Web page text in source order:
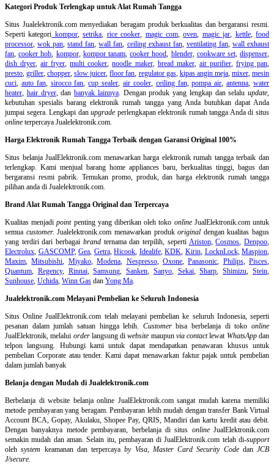
Kategori Produk Terlengkap untuk Alat Rumah Tangga
Situs Jualelektronik.com menyediakan beragam produk berkualitas dan bergaransi resmi.
Seperti kategori kompor,setrika, rice cooker, magic com,oven, magic jar, kettle,food
processor,wok pan,stand fan,wall fan, ceiling exhaust fan, ventilating fan, wall exhaust
fan,cooker hob, kompor, kompor tanam,cooker hood, blender, cookware set,dispenser,
dish dryer,air fryer,multi cooker,noodle maker, bread maker, air purifier, frying pan,
presto,griller,chopper,slow juicer,floor fan, regulator gas, kipas angin meja, mixer,mesin
cuci, auto fan, sirocco fan,cup sealer,air cooler, ceiling fan,pompa air,antenna,water
heater, hair dryer, dan banyak lainnya. Dengan produk yang lengkap dan selalu update,
kebutuhan spesialis barang elektronik rumah tangga yang Anda butuhkan dapat Anda
jumpai segera. Lengkapi danupgrade perlengkapan elektronik rumah tangga Anda di situs
online terpercaya Jualelektronik.com.
Harga Elektronik Rumah Tangga Terbaik dengan Garansi Original 100%
Situs belanjaJualElektronik.com menawarkan harga elektronik rumah tangga terbaik dan
terlengkap. Kami menjual barang home appliances baru, berkualitas tinggi, bagus dan
bergaransi resmi pabrik. Temukan promo, produk, dan harga elektronik rumah tangga
pilihan anda di Jualelektronik.com.
Brand Alat Rumah Tangga Original dan Terpercaya
Kualitas menjadipointpenting yang diberikan oleh toko onlineJualElektronik.com untuk
semua customer. Jualelektronik.com menawarkan produkoriginal dengan kualitas bagus
yang terdiri dari berbagai brandternama dan terpilih, seperti Ariston,Cosmos,Denpoo,
Electrolux, GASCOMP,Gea, Getra,Hicook, Idealife,KDK, Kirin, LocknLock,Maspion,
Maxim,Mitsubishi, Miyako,Modena, Nespresso, Oxone,Panasonic, Philips, Pisces,
Quantum, Regency, Rinnai,Samsung,Sanken, Sanyo, Sekai,Sharp,Shimizu,Stein,
Sunhouse, Uchida, Winn Gas dan Yong Ma.
Jualelektronik.com Melayani Pembelian ke Seluruh Indonesia
Situs Online JualElektronik.com telah melayani pembelian ke seluruh Indonesia, seperti
pesanan dalam jumlah satuan hingga lebih. Customerbisa berbelanja di tokoonline
JualElektronik, melalui orderlangsung diwebsite maupun via contactlewat WhatsAppdan
telpon langsung. Hubungi kami untuk dapat mendapatkan penawaran khusus untuk
pembelian Corporate atau tender. Kami dapat menawarkan faktur pajak untuk pembelian
dalam jumlah banyak
Belanja dengan Mudah di Jualelektronik.com
Berbelanja diwebsite belanja online JualElektronik.com sangat mudah karena memiliki
metode pembayaran yang beragam. Pembayaran lebih mudah dengan transfer Bank Virtual
Account BCA, Gopay, Akulaku, Shopee Pay, QRIS, Mandiri dan kartu kredit atau debit.
Dengan banyaknya metode pembayaran, berbelanja di situs onlineJualElektronik.com
semakin mudah dan aman. Selain itu, pembayaran di JualElektronik.com telah di-support
olehsystem keamanan dan terpercayaby Visa, Master Card Security Codedan JCB
J/secure.